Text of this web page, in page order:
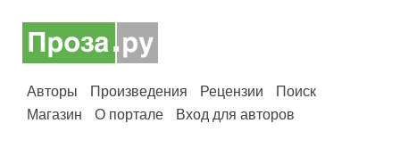
Авторы Произведения Рецензии
Поиск
Магазин
О портале Вход для авторов